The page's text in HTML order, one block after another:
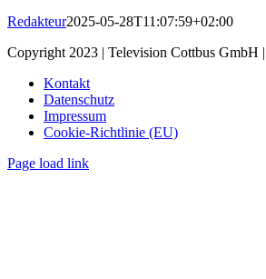
Redakteur2025-05-28T11:07:59+02:00
Copyright 2023 | Television Cottbus GmbH
Kontakt
Datenschutz
Impressum
Cookie-Richtlinie (EU)
Page load link